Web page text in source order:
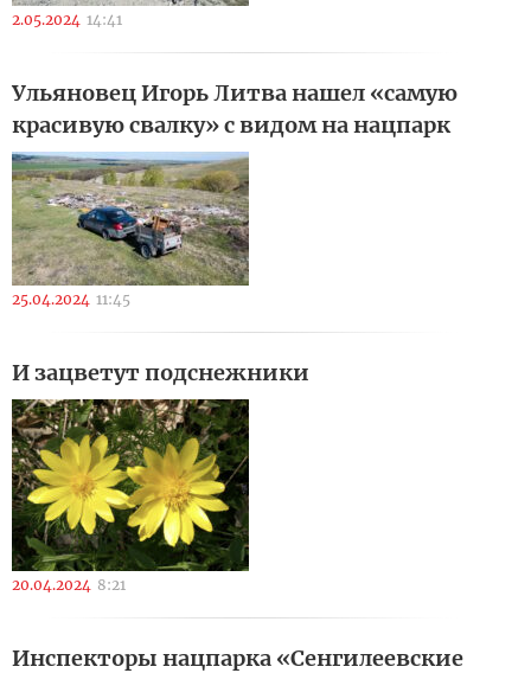
2.05.2024 14:41
Ульяновец Игорь Литва нашел «самую
красивую свалку» с видом на нацпарк
25.04.2024 11:45
И зацветут подснежники
20.04.2024 8:21
Инспекторы нацпарка «Сенгилеевские